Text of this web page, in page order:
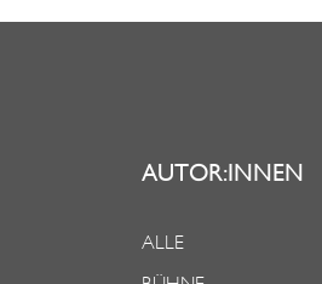
AUTOR:INNEN
ALLE